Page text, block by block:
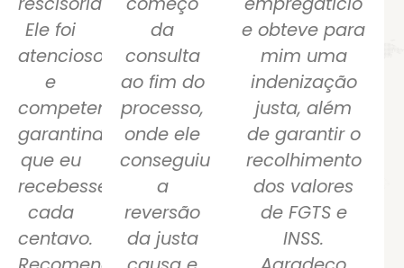
Ele foi
atencioso
e
competente,
garantindo
que eu
recebesse
cada
centavo.
da
consulta
ao fim do
processo,
onde ele
conseguiu
a
reversão
da justa
e obteve para
mim uma
indenização
justa, além
de garantir o
recolhimento
dos valores
de FGTS e
INSS.